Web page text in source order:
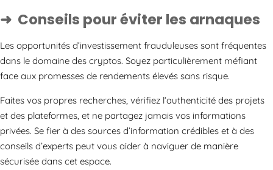
Conseils pour éviter les arnaques
Les opportunités d’investissement frauduleuses sont fréquentes
dans le domaine des cryptos. Soyez particulièrement méfiant
face aux promesses de rendements élevés sans risque.
Faites vos propres recherches, vérifiez l’authenticité des projets
et des plateformes, et ne partagez jamais vos informations
privées. Se fier à des sources d’information crédibles et à des
conseils d’experts peut vous aider à naviguer de manière
sécurisée dans cet espace.